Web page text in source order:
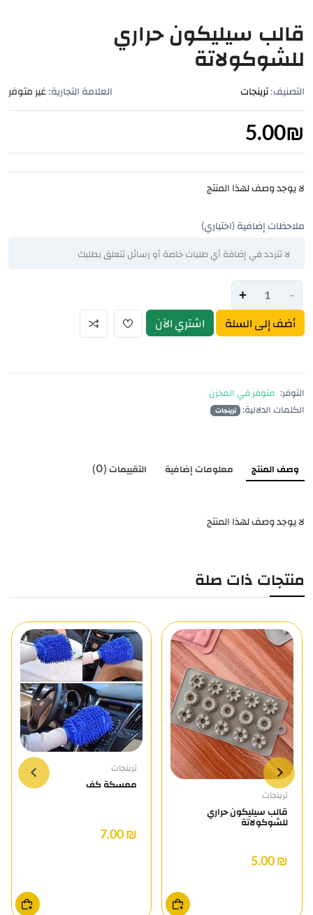
قالب سيليكون حراري
للشوكولاتة
التصنيف:ترينجات العلامة التجارية: غير متوفر
5.00₪
لا يوجد وصف لهذا المنتج
ملاحظات إضافية (اختياري)
-
+
أضف إلى السلة اشتري الآن
التوفر: متوفر في المخزن
الكلمات الدلالية:
ترينجات
وصف المنتج معلومات إضافية التقييمات (0)
لا يوجد وصف لهذا المنتج
منتجات ذات صلة
ترينجات
قالب سيليكون حراري
للشوكولاتة
₪ 5.00
ترينجات
ممسكة كف
₪ 7.00